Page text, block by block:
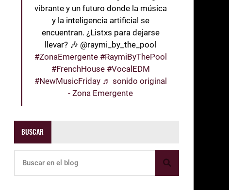
vibrante y un futuro donde la música
y la inteligencia artificial se
encuentran. ¿Listxs para dejarse
llevar? 🎶 @raymi_by_the_pool
#ZonaEmergente #RaymiByThePool
#FrenchHouse #VocalEDM
#NewMusicFriday ♬ sonido original
- Zona Emergente
BUSCAR